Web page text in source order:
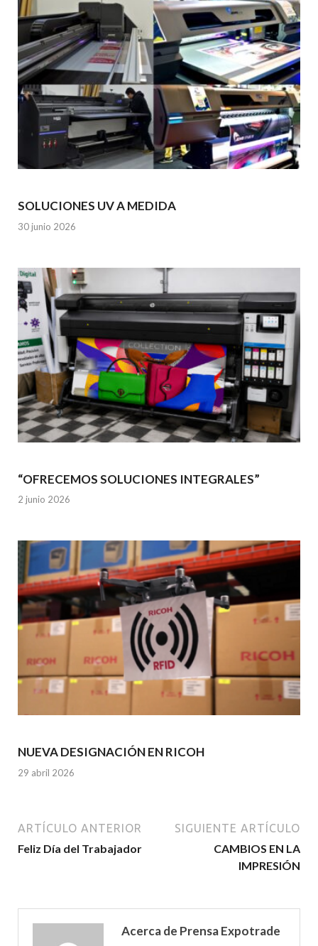
SOLUCIONES UV A MEDIDA
30 junio 2026
“OFRECEMOS SOLUCIONES INTEGRALES”
2 junio 2026
NUEVA DESIGNACIÓN EN RICOH
29 abril 2026
ARTÍCULO ANTERIOR
Feliz Día del Trabajador
SIGUIENTE ARTÍCULO
CAMBIOS EN LA
IMPRESIÓN
Acerca de Prensa Expotrade